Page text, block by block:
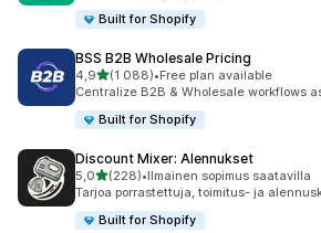
Built for Shopify
BSS B2B Wholesale Pricing
4,9/ 5 tähteä
(1 088)
1088 arvostelua yhteensä
•Free plan available
Centralize B2B & Wholesale workflows
Built for Shopify
Discount Mixer: Alennukset
5,0/ 5 tähteä
(228)
228 arvostelua yhteensä
•Ilmainen sopimus saatavilla
Tarjoa porrastettuja, toimitus- ja
Built for Shopify